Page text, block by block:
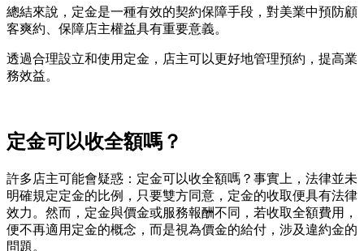
總結來說，定金是一種有效的契約保障手段，對美業中預防顧
客爽約、保障店主權益具有重要意義。
透過合理設立和使用定金，店主可以更好地管理預約，提高業
務效益。
定金可以收全額嗎？
許多店主可能會疑惑：定金可以收全額嗎？事實上，法律並未
明確規定定金的比例，只要雙方同意，定金的收取便具有法律
效力。然而，定金與價金或服務報酬不同，若收取全額費用，
便不再適用定金的概念，而是視為價金的給付，涉及違約金的
問題。